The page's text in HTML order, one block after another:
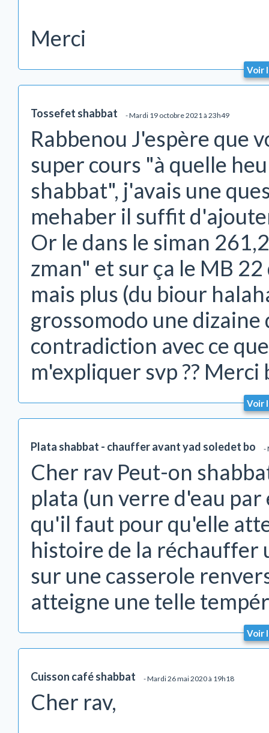
Merci
Voir
Tossefet shabbat - Mardi 19 octobre 2021 à 23h49
Rabbenou J'espère que
super cours "à quelle
shabbat", j'avais une
mehaber il suffit
Or le dans le siman
zman" et sur ça le MB
mais plus (du biour
grossomodo une dizaine
contradiction avec ce
m'expliquer svp ?? Merci
Voir
Plata shabbat - chauffer avant yad soledet bo -
Cher rav Peut-on
plata (un verre d'eau par
qu'il faut pour qu'elle
histoire de la réchauffer
sur une casserole
atteigne une telle
Voir
Cuisson café shabbat - Mardi 26 mai 2020 à 19h18
Cher rav,